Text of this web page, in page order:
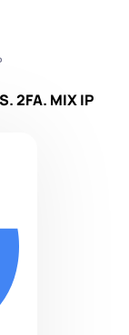
2FA. MIX IP